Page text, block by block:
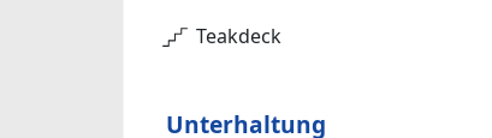
Teakdeck
Unterhaltung